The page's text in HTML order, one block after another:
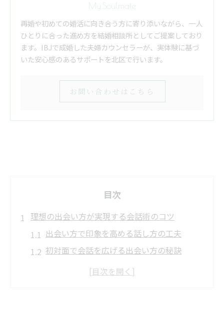
My.Soulmate
再婚や初めての婚活に向き合う方に寄り添いながら、一人
ひとりに合った進め方を結婚相談所としてご提案しており
ます。IBJで成婚した夫婦カウンセラーが、実体験に基づ
いた安心感のあるサポートを北区で行います。
お問い合わせはこちら
目次
理想の出会い方が実現する会話術のコツ
出会い方で印象を高める話し方の工夫
初対面で会話を広げる出会い方の秘訣
自然な出会い方と会話のバランスを意識